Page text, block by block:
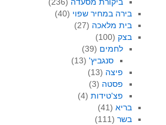
בירה במחיר שפוי (40)
בית מלאכה (27)
בצק(100)
לחמים (39)
סנגביץ'(13)
פיצה (13)
פסטה (3)
פצ'טידות (4)
בריא(41)
בשר(111)